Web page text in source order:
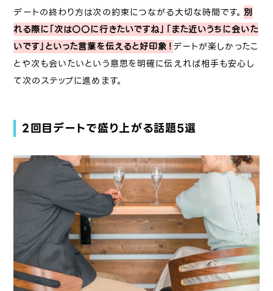
デートの終わり方は次の約束につながる大切な時間です。 別
れる際に「次は〇〇に行きたいですね」「また近いうちに会いた
いです」といった言葉を伝えると好印象！デートが楽しかったこ
とや次も会いたいという意思を明確に伝えれば相手も安心し
て次のステップに進めます。
2回目デートで盛り上がる話題5選